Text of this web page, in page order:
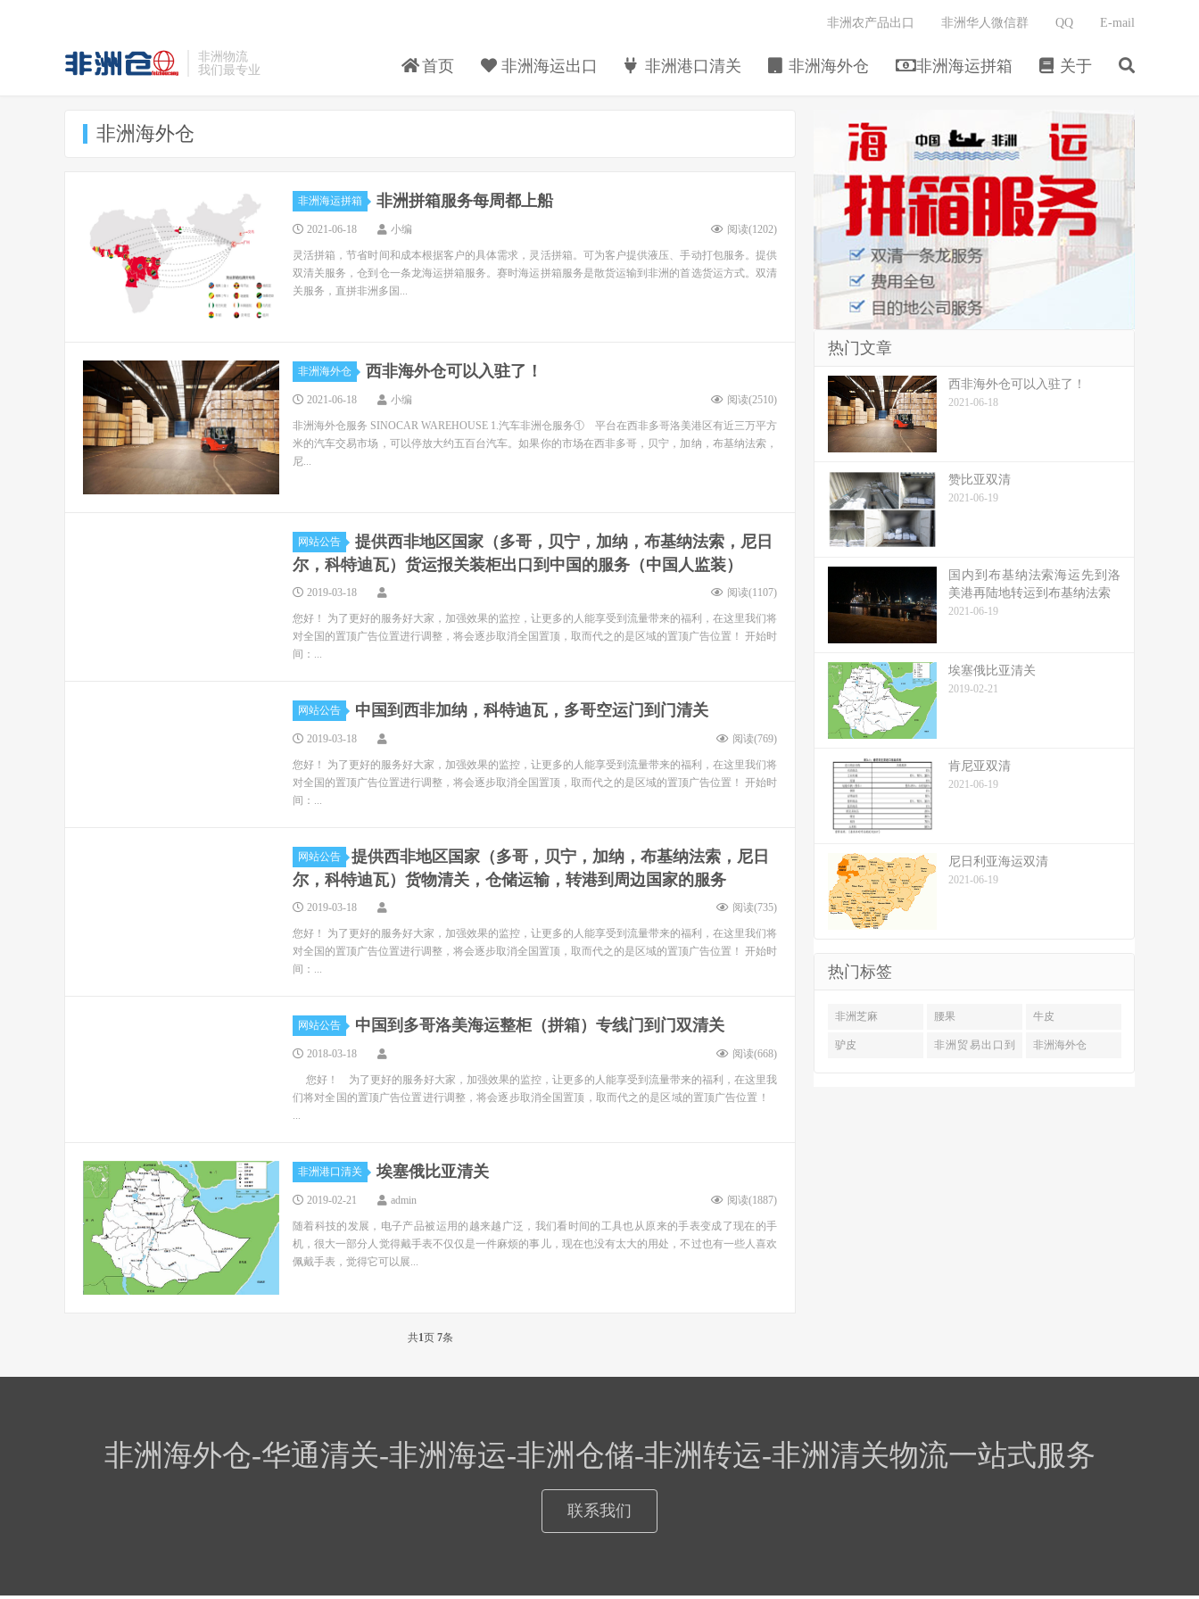
非洲物流
我们最专业
首页 非洲海运出口 非洲港口清关 非洲海外仓 非洲海运拼箱 关于
非洲农产品出口 非洲华人微信群 QQ E-mail
非洲海外仓
非洲海运拼箱 非洲拼箱服务每周都上船
2021-06-18 小编 阅读(1202)
灵活拼箱，节省时间和成本根据客户的具体需求，灵活拼箱。可为客户提供液压、手动打包服务。提供
双清关服务，仓到仓一条龙海运拼箱服务。赛时海运拼箱服务是散货运输到非洲的首选货运方式。双清
关服务，直拼非洲多国...
非洲海外仓 西非海外仓可以入驻了！
2021-06-18 小编 阅读(2510)
非洲海外仓服务 SINOCAR WAREHOUSE 1.汽车非洲仓服务① 平台在西非多哥洛美港区有近三万平方
米的汽车交易市场，可以停放大约五百台汽车。如果你的市场在西非多哥，贝宁，加纳，布基纳法索，
尼...
网站公告
提供西非地区国家（多哥，贝宁，加纳，布基纳法索，尼日
尔，科特迪瓦）货运报关装柜出口到中国的服务（中国人监装）
2019-03-18 阅读(1107)
您好！ 为了更好的服务好大家，加强效果的监控，让更多的人能享受到流量带来的福利，在这里我们将
对全国的置顶广告位置进行调整，将会逐步取消全国置顶，取而代之的是区域的置顶广告位置！ 开始时
间：...
网站公告 中国到西非加纳，科特迪瓦，多哥空运门到门清关
2019-03-18 阅读(769)
您好！ 为了更好的服务好大家，加强效果的监控，让更多的人能享受到流量带来的福利，在这里我们将
对全国的置顶广告位置进行调整，将会逐步取消全国置顶，取而代之的是区域的置顶广告位置！ 开始时
间：...
网站公告
​提供西非地区国家（多哥，贝宁，加纳，布基纳法索，尼日
尔，科特迪瓦）货物清关，仓储运输，转港到周边国家的服务
2019-03-18 阅读(735)
您好！ 为了更好的服务好大家，加强效果的监控，让更多的人能享受到流量带来的福利，在这里我们将
对全国的置顶广告位置进行调整，将会逐步取消全国置顶，取而代之的是区域的置顶广告位置！ 开始时
间：...
网站公告 中国到多哥洛美海运整柜（拼箱）专线门到门双清关
2018-03-18 阅读(668)
您好！ 为了更好的服务好大家，加强效果的监控，让更多的人能享受到流量带来的福利，在这里我
们将对全国的置顶广告位置进行调整，将会逐步取消全国置顶，取而代之的是区域的置顶广告位置！
...
非洲港口清关 埃塞俄比亚清关
2019-02-21 admin 阅读(1887)
随着科技的发展，电子产品被运用的越来越广泛，我们看时间的工具也从原来的手表变成了现在的手
机，很大一部分人觉得戴手表不仅仅是一件麻烦的事儿，现在也没有太大的用处，不过也有一些人喜欢
佩戴手表，觉得它可以展...
共1页 7条
热门文章
西非海外仓可以入驻了！
2021-06-18
赞比亚双清
2021-06-19
国内到布基纳法索海运先到洛
美港再陆地转运到布基纳法索
2021-06-19
埃塞俄比亚清关
2019-02-21
肯尼亚双清
2021-06-19
尼日利亚海运双清
2021-06-19
热门标签
非洲芝麻 腰果 牛皮
驴皮 非洲贸易出口到 非洲海外仓
非洲海外仓-华通清关-非洲海运-非洲仓储-非洲转运-非洲清关物流一站式服务
联系我们